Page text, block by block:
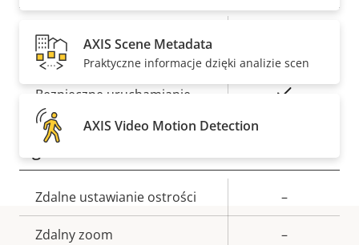
Opis
nieruchomości
Wartość
nieruchomości
Podpisany system
operacyjny
Bezpieczne uruchamianie
Ogólne
Opis
nieruchomości
Wartość
nieruchomości
Zdalne ustawianie ostrości –
Zdalny zoom –
AXIS Scene Metadata
Praktyczne informacje dzięki analizie scen
AXIS Video Motion Detection